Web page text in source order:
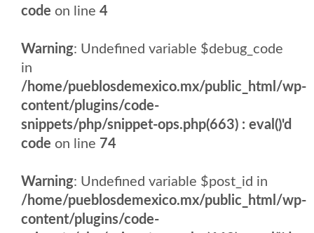
code on line 4
Warning: Undefined variable $debug_code
in
/home/pueblosdemexico.mx/public_html/wp-
content/plugins/code-
snippets/php/snippet-ops.php(663) : eval()'d
code on line 74
Warning: Undefined variable $post_id in
/home/pueblosdemexico.mx/public_html/wp-
content/plugins/code-